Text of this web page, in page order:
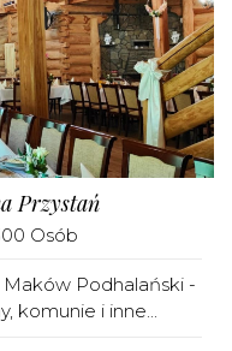
Przystań
Osób
Podhalański -
komunie i inne...